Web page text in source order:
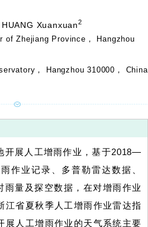
HUANG Xuanxuan2
of Zhejiang Province， Hangzhou
， Hangzhou 310000， China
开展人工增雨作业，基于2018—
作业记录、多普勒雷达数据、
雨量及探空数据，在对增雨作业
江省夏秋季人工增雨作业雷达指
展人工增雨作业的天气系统主要